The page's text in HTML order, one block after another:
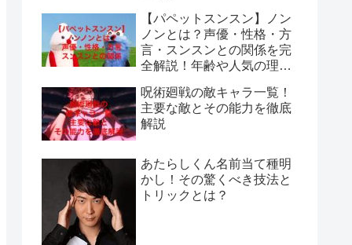
【パペットスンスン】ノン
ノンとは？声優・性格・方
言・スンスンとの関係を完
全解説！年齢や人気の理由
呪術廻戦の敵キャラ一覧！
主要な敵とその能力を徹底
解説
あたらしくん名前当て種明
かし！その驚くべき技法と
トリックとは？